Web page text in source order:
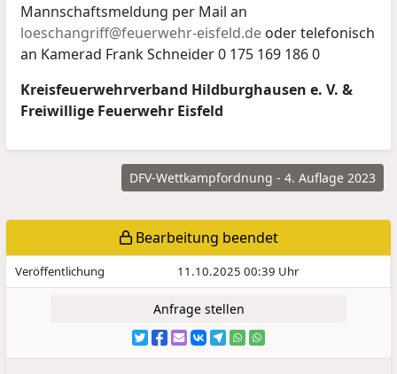
Mannschaftsmeldung per Mail an
loeschangriff@feuerwehr-eisfeld.de oder telefonisch
an Kamerad Frank Schneider 0 175 169 186 0
Kreisfeuerwehrverband Hildburghausen e. V. &
Freiwillige Feuerwehr Eisfeld
DFV-Wettkampfordnung - 4. Auflage 2023
Bearbeitung beendet
Veröffentlichung 11.10.2025 00:39 Uhr
Anfrage stellen